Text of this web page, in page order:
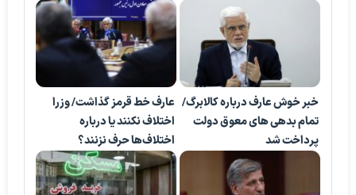
خبر خوش عارف درباره کالابرگ/
تمام بدهی های معوق دولت
پرداخت شد
عارف خط قرمز گذاشت/ وزرا
اختلاف نکنند یا درباره
اختلاف‌ها حرف نزنند؟